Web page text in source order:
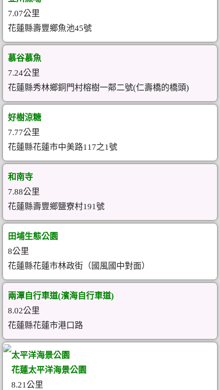
7.07公里
花蓮縣壽豐鄉魚池45號
慕谷慕魚
7.24公里
花蓮縣秀林鄉銅門村榕樹一鄰二號(仁壽橋的橋頭)
好樹涼糖
7.77公里
花蓮縣花蓮市中美路117之1號
和南寺
7.88公里
花蓮縣壽豐鄉鹽寮村191號
田埔生態公園
8公里
花蓮縣花蓮市林政街（國風國中對面）
兩潭自行車道(濱海自行車道)
8.02公里
花蓮縣花蓮市港口路
太平洋海景公園
花蓮太平洋海景公園
8.21公里